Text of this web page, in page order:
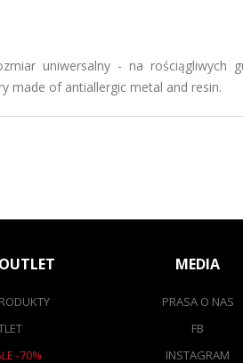
uniwersalny - na rościągliwych
made of antiallergic metal and resin.
-70%
MEDIA
PRASA O NAS
FB
INSTAGRAM